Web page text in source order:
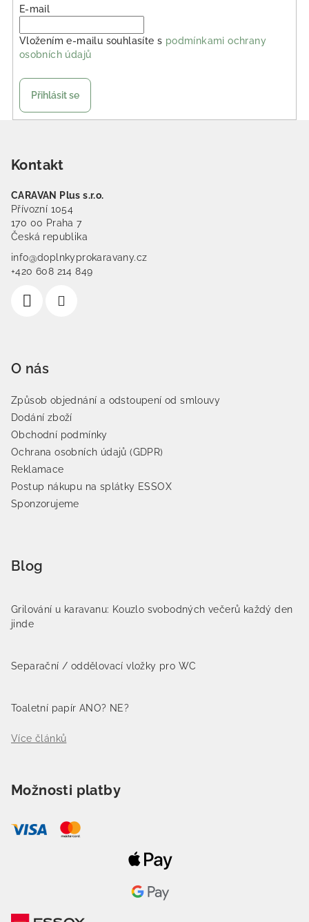
E-mail
Vložením e-mailu souhlasíte s podmínkami ochrany
osobních údajů
Přihlásit se
Kontakt
CARAVAN Plus s.r.o.
Přívozní 1054
170 00 Praha 7
Česká republika
info@doplnkyprokaravany.cz
+420 608 214 849
O nás
Způsob objednání a odstoupení od smlouvy
Dodání zboží
Obchodní podmínky
Ochrana osobních údajů (GDPR)
Reklamace
Postup nákupu na splátky ESSOX
Sponzorujeme
Blog
Grilování u karavanu: Kouzlo svobodných večerů každý den
jinde
Separační / oddělovací vložky pro WC
Toaletní papír ANO? NE?
Více článků
Možnosti platby